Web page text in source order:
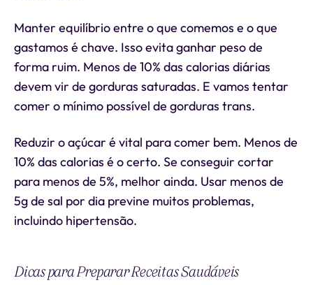
Manter equilíbrio entre o que comemos e o que
gastamos é chave. Isso evita ganhar peso de
forma ruim. Menos de 10% das calorias diárias
devem vir de gorduras saturadas. E vamos tentar
comer o mínimo possível de gorduras trans.
Reduzir o açúcar é vital para comer bem. Menos de
10% das calorias é o certo. Se conseguir cortar
para menos de 5%, melhor ainda. Usar menos de
5g de sal por dia previne muitos problemas,
incluindo hipertensão.
Dicas para Preparar Receitas Saudáveis